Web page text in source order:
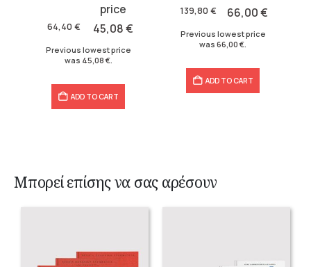
64,40 €
was:
45,08€
is:
Previous lowest price
was 45,08 €.
ADD TO CART
139,80 €
was:
66,00€
is:
Previous lowest price
was 66,00 €
ADD TO CART
Μπορεί επίσης να σας αρέσουν